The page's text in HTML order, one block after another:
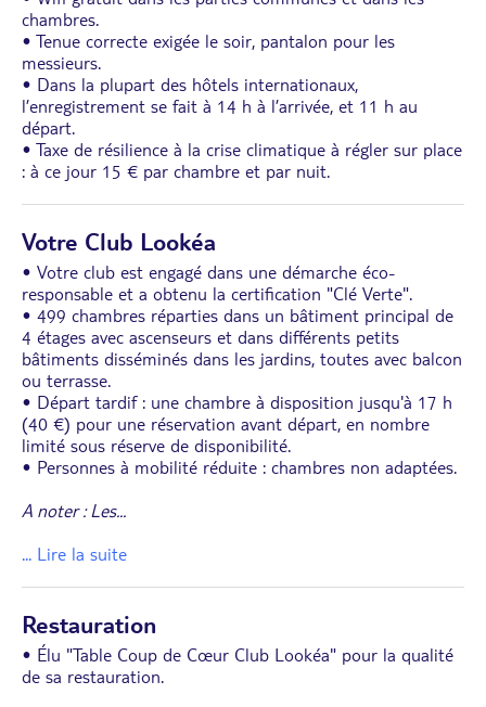
chambres.
• Tenue correcte exigée le soir, pantalon pour les
messieurs.
• Dans la plupart des hôtels internationaux,
l’enregistrement se fait à 14 h à l’arrivée, et 11 h au
départ.
• Taxe de résilience à la crise climatique à régler sur place
: à ce jour 15 € par chambre et par nuit.
Votre Club Lookéa
• Votre club est engagé dans une démarche éco-
responsable et a obtenu la certification "Clé Verte".
• 499 chambres réparties dans un bâtiment principal de
4 étages avec ascenseurs et dans différents petits
bâtiments disséminés dans les jardins, toutes avec balcon
ou terrasse.
• Départ tardif : une chambre à disposition jusqu'à 17 h
(40 €) pour une réservation avant départ, en nombre
limité sous réserve de disponibilité.
• Personnes à mobilité réduite : chambres non adaptées.
A noter : Les...
... Lire la suite
Restauration
• Élu "Table Coup de Cœur Club Lookéa" pour la qualité
de sa restauration.